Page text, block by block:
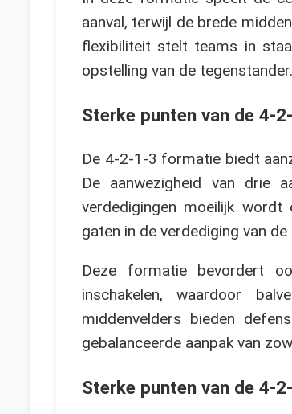
aanval, terwijl de brede
flexibiliteit stelt teams in
opstelling van de tegenstander.
Sterke punten van de 4-
De 4-2-1-3 formatie biedt
De aanwezigheid van drie
verdedigingen moeilijk
gaten in de verdediging van
Deze formatie bevordert
inschakelen, waardoor
middenvelders bieden
gebalanceerde aanpak van
Sterke punten van de 4-